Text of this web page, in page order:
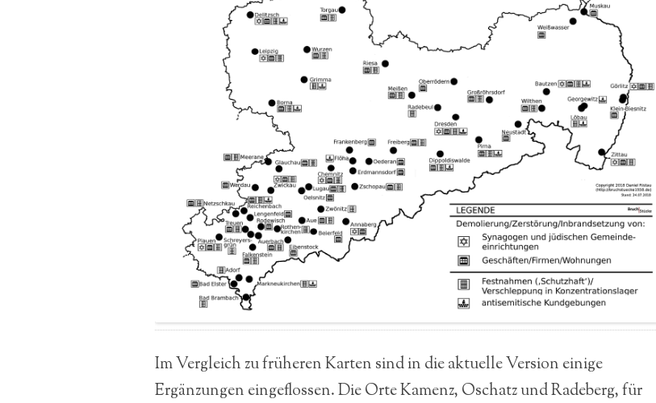
Im Vergleich zu früheren Karten sind in die aktuelle Version einige
Ergänzungen eingeflossen. Die Orte Kamenz, Oschatz und Radeberg, für